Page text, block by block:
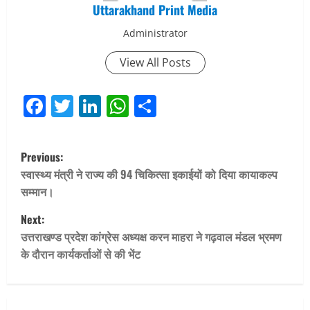
Uttarakhand Print Media
Administrator
View All Posts
Facebook
Twitter
LinkedIn
WhatsApp
P
o
s
t
n
Previous:
स्वास्थ्य मंत्री ने राज्य की 94 चिकित्सा इकाईयों को दिया कायाकल्प
सम्मान।
Next:
उत्तराखण्ड प्रदेश कांग्रेस अध्यक्ष करन माहरा ने गढ़वाल मंडल भ्रमण
के दौरान कार्यकर्ताओं से की भेंट